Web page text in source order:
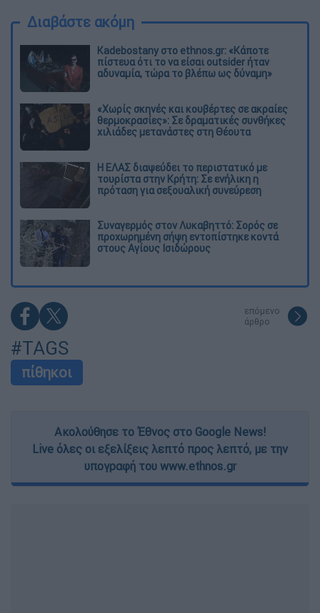
Διαβάστε ακόμη
Kadebostany στο ethnos.gr: «Κάποτε
πίστευα ότι το να είσαι outsider ήταν
αδυναμία, τώρα το βλέπω ως δύναμη»
«Χωρίς σκηνές και κουβέρτες σε ακραίες
θερμοκρασίες»: Σε δραματικές συνθήκες
χιλιάδες μετανάστες στη Θέουτα
Η ΕΛΑΣ διαψεύδει το περιστατικό με
τουρίστα στην Κρήτη: Σε ενήλικη η
πρόταση για σεξουαλική συνεύρεση
Συναγερμός στον Λυκαβηττό: Σορός σε
προχωρημένη σήψη εντοπίστηκε κοντά
στους Αγίους Ισιδώρους
επόμενο
άρθρο
#TAGS
πίθηκοι
Ακολούθησε το Έθνος στο Google News!
Live όλες οι εξελίξεις λεπτό προς λεπτό, με την
υπογραφή του www.ethnos.gr